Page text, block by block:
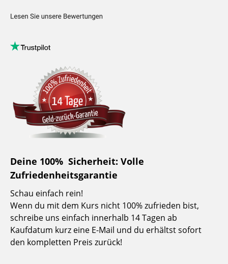
Deine 100% Sicherheit: Volle
Zufriedenheitsgarantie
Schau einfach rein!
Wenn du mit dem Kurs nicht 100% zufrieden bist,
schreibe uns einfach innerhalb 14 Tagen ab
Kaufdatum kurz eine E-Mail und du erhältst sofort
den kompletten Preis zurück!